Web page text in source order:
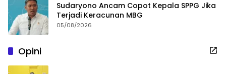
Sudaryono Ancam Copot Kepala SPPG Jika
Terjadi Keracunan MBG
05/08/2026
Opini